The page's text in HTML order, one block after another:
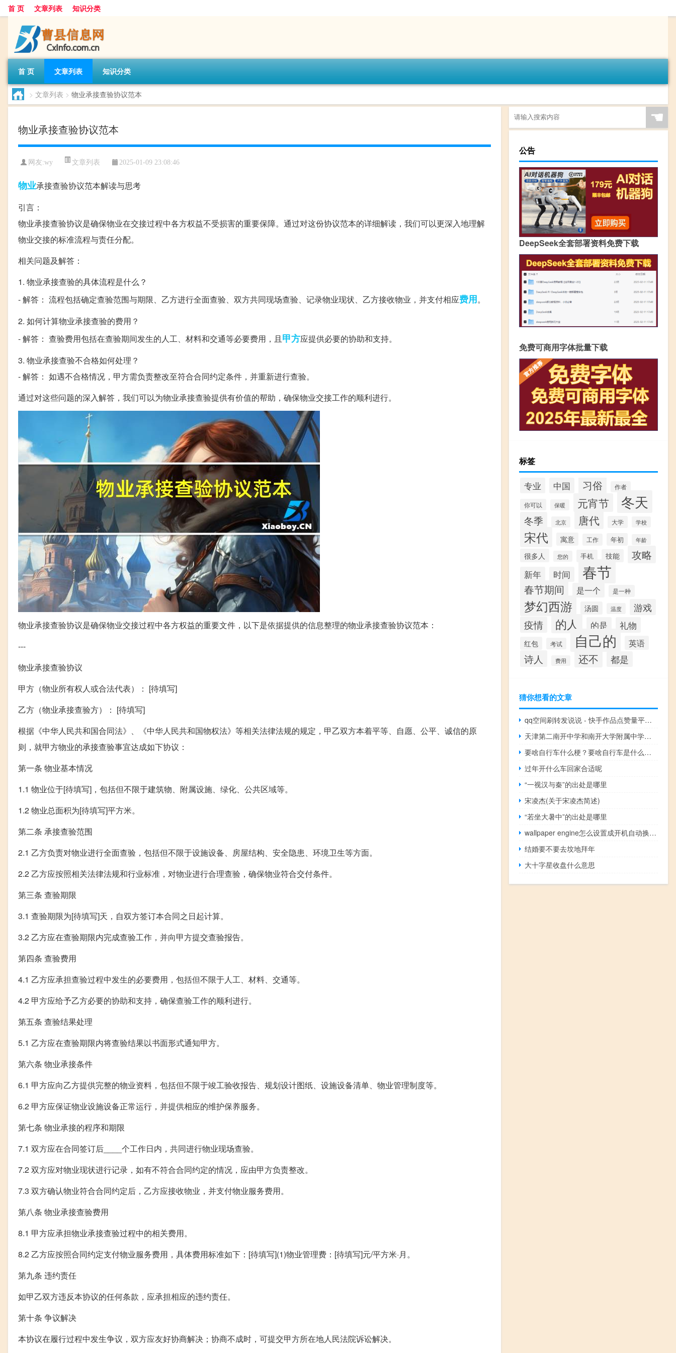
首 页 文章列表 知识分类
首 页 文章列表 知识分类
> 文章列表 > 物业承接查验协议范本
物业承接查验协议范本
网友:wy 文章列表 2025-01-09 23:08:46
物业承接查验协议范本解读与思考
引言：
物业承接查验协议是确保物业在交接过程中各方权益不受损害的重要保障。通过对这份协议范本的详细解读，我们可以更深入地理解
物业交接的标准流程与责任分配。
相关问题及解答：
1. 物业承接查验的具体流程是什么？
- 解答： 流程包括确定查验范围与期限、乙方进行全面查验、双方共同现场查验、记录物业现状、乙方接收物业，并支付相应费用。
2. 如何计算物业承接查验的费用？
- 解答： 查验费用包括在查验期间发生的人工、材料和交通等必要费用，且甲方应提供必要的协助和支持。
3. 物业承接查验不合格如何处理？
- 解答： 如遇不合格情况，甲方需负责整改至符合合同约定条件，并重新进行查验。
通过对这些问题的深入解答，我们可以为物业承接查验提供有价值的帮助，确保物业交接工作的顺利进行。
物业承接查验协议是确保物业交接过程中各方权益的重要文件，以下是依据提供的信息整理的物业承接查验协议范本：
---
物业承接查验协议
甲方（物业所有权人或合法代表）： [待填写]
乙方（物业承接查验方）： [待填写]
根据《中华人民共和国合同法》、《中华人民共和国物权法》等相关法律法规的规定，甲乙双方本着平等、自愿、公平、诚信的原
则，就甲方物业的承接查验事宜达成如下协议：
第一条 物业基本情况
1.1 物业位于[待填写]，包括但不限于建筑物、附属设施、绿化、公共区域等。
1.2 物业总面积为[待填写]平方米。
第二条 承接查验范围
2.1 乙方负责对物业进行全面查验，包括但不限于设施设备、房屋结构、安全隐患、环境卫生等方面。
2.2 乙方应按照相关法律法规和行业标准，对物业进行合理查验，确保物业符合交付条件。
第三条 查验期限
3.1 查验期限为[待填写]天，自双方签订本合同之日起计算。
3.2 乙方应在查验期限内完成查验工作，并向甲方提交查验报告。
第四条 查验费用
4.1 乙方应承担查验过程中发生的必要费用，包括但不限于人工、材料、交通等。
4.2 甲方应给予乙方必要的协助和支持，确保查验工作的顺利进行。
第五条 查验结果处理
5.1 乙方应在查验期限内将查验结果以书面形式通知甲方。
第六条 物业承接条件
6.1 甲方应向乙方提供完整的物业资料，包括但不限于竣工验收报告、规划设计图纸、设施设备清单、物业管理制度等。
6.2 甲方应保证物业设施设备正常运行，并提供相应的维护保养服务。
第七条 物业承接的程序和期限
7.1 双方应在合同签订后____个工作日内，共同进行物业现场查验。
7.2 双方应对物业现状进行记录，如有不符合合同约定的情况，应由甲方负责整改。
7.3 双方确认物业符合合同约定后，乙方应接收物业，并支付物业服务费用。
第八条 物业承接查验费用
8.1 甲方应承担物业承接查验过程中的相关费用。
8.2 乙方应按照合同约定支付物业服务费用，具体费用标准如下：[待填写](1)物业管理费：[待填写]元/平方米·月。
第九条 违约责任
如甲乙双方违反本协议的任何条款，应承担相应的违约责任。
第十条 争议解决
本协议在履行过程中发生争议，双方应友好协商解决；协商不成时，可提交甲方所在地人民法院诉讼解决。
☚
公告
DeepSeek全套部署资料免费下载
免费可商用字体批量下载
标签
专业 中国 习俗 作者
你可以 保暖 元宵节 冬天
冬季 北京 唐代 大学 学校
宋代 寓意 工作 年初 年龄
很多人 您的 手机 技能 攻略
新年 时间 春节
春节期间 是一个 是一种
梦幻西游 汤圆 温度
游戏
疫情
的人 的是 礼物
红包 考试 自己的 英语
诗人 费用 还不 都是
猜你想看的文章
qq空间刷转发说说 - 快手作品点赞量平台 快速互赞软件
天津第二南开中学和南开大学附属中学（天津第二南开中学）
要啥自行车什么梗？要啥自行车是什么意思什么梗
过年开什么车回家合适呢
“一视汉与秦”的出处是哪里
宋凌杰(关于宋凌杰简述)
“若坐大暑中”的出处是哪里
wallpaper engine怎么设置成开机自动换壁纸 wallpaperengine成人
结婚要不要去坟地拜年
大十字星收盘什么意思